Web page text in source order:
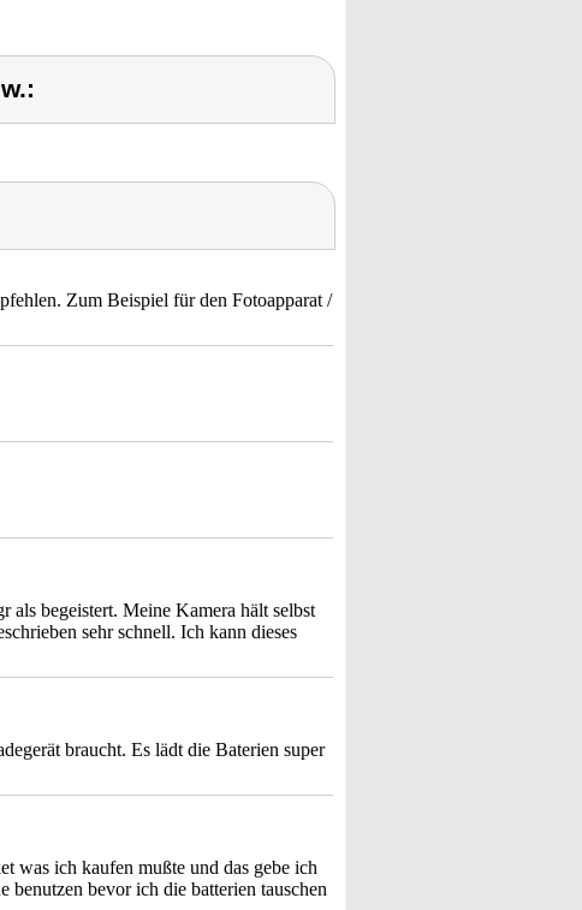
Zum Beispiel für den Fotoapparat /
als begeistert. Meine Kamera hält selbst
sehr schnell. Ich kann dieses
braucht. Es lädt die Baterien super
was ich kaufen mußte und das gebe ich
benutzen bevor ich die batterien tauschen